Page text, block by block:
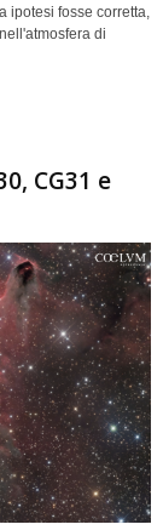
ipotesi fosse corretta,
di
CG31 e